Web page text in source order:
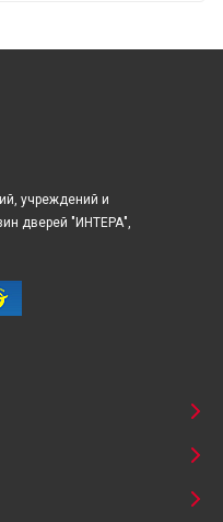
учреждений и
дверей "ИНТЕРА",